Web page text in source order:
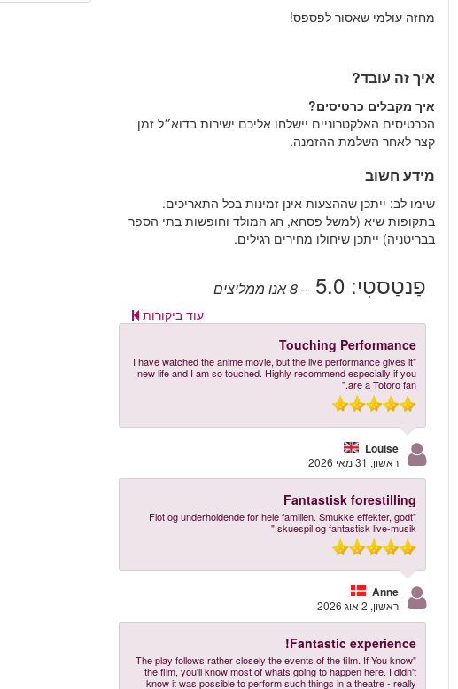
מחזה עולמי שאסור לפספס!
איך זה עובד?
איך מקבלים כרטיסים?
הכרטיסים האלקטרוניים יישלחו אליכם ישירות בדוא״ל זמן
קצר לאחר השלמת ההזמנה.
מידע חשוב
שימו לב: ייתכן שההצעות אינן זמינות בכל התאריכים.
בתקופות שיא (למשל פסחא, חג המולד וחופשות בתי הספר
בבריטניה) ייתכן שיחולו מחירים רגילים.
פַנטַסטִי:5.0
– 8 אנו ממליצים
עוד ביקורות
Touching Performance
"I have watched the anime movie, but the live performance gives it
new life and I am so touched. Highly recommend especially if you
are a Totoro fan."
Louise
ראשון, 31 מאי 2026
Fantastisk forestilling
"Flot og underholdende for hele familien. Smukke effekter, godt
skuespil og fantastisk live-musik."
Anne
ראשון, 2 אוג 2026
Fantastic experience!
"The play follows rather closely the events of the film. If You know
the film, you'll know most of whats going to happen here. I didn't
know it was possible to perform such things in a theatre - really